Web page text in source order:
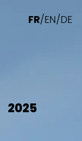
FR/EN/DE
2025